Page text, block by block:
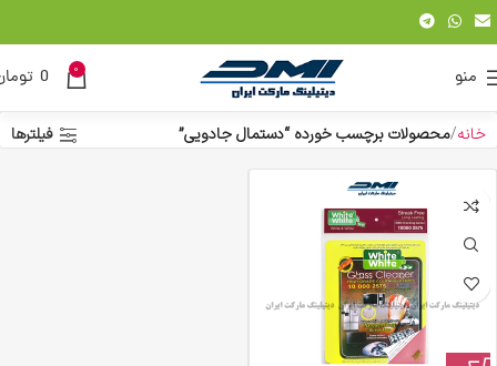
منو 0
0
خانه محصولات برچسب خورده “دستمال جادویی” فیلترها